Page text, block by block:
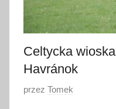
2
0
7
Celtycka
Havránok
O
przez Tomek